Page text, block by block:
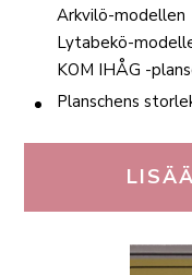
Arkvilö-modellen
Lytabekö-
KOM IHÅG -
Planschens